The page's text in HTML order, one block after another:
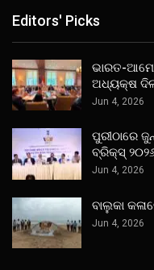
Editors' Picks
ଭାରତ-
ଅଧ୍ୟକ୍ଷ
Jun 4, 2026
ପୁରୀଠାରେ
ବ୍ରିକ୍ସ୍
Jun 4, 2026
ବାଲୁକା
Jun 4, 2026